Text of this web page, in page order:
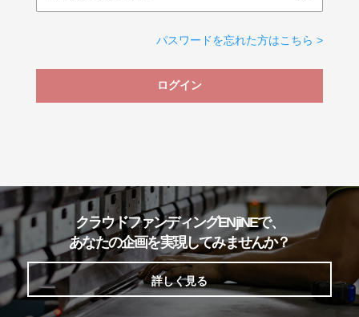
パスワードを忘れた方はこちら >
ログイン
クラウドファンディングENjiNEで、
あなたの企画を実現してみませんか？
詳しく見る